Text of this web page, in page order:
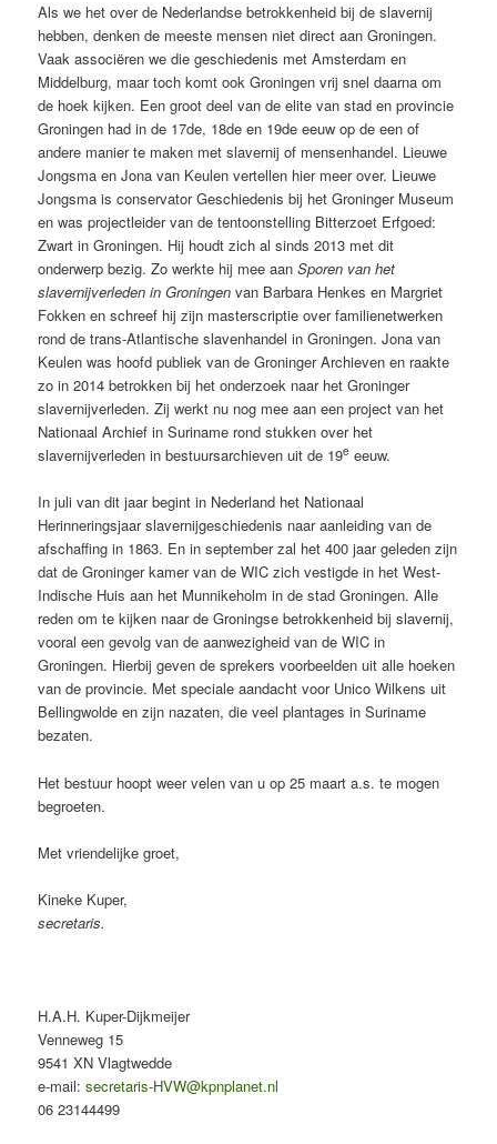
Als we het over de Nederlandse betrokkenheid bij de slavernij
hebben, denken de meeste mensen niet direct aan Groningen.
Vaak associëren we die geschiedenis met Amsterdam en
Middelburg, maar toch komt ook Groningen vrij snel daarna om
de hoek kijken. Een groot deel van de elite van stad en provincie
Groningen had in de 17de, 18de en 19de eeuw op de een of
andere manier te maken met slavernij of mensenhandel. Lieuwe
Jongsma en Jona van Keulen vertellen hier meer over. Lieuwe
Jongsma is conservator Geschiedenis bij het Groninger Museum
en was projectleider van de tentoonstelling Bitterzoet Erfgoed:
Zwart in Groningen. Hij houdt zich al sinds 2013 met dit
onderwerp bezig. Zo werkte hij mee aanSporen van het
slavernijverleden in Groningenvan Barbara Henkes en Margriet
Fokken en schreef hij zijn masterscriptie over familienetwerken
rond de trans-Atlantische slavenhandel in Groningen. Jona van
Keulen was hoofd publiek van de Groninger Archieven en raakte
zo in 2014 betrokken bij het onderzoek naar het Groninger
slavernijverleden. Zij werkt nu nog mee aan een project van het
Nationaal Archief in Suriname rond stukken over het
slavernijverleden in bestuursarchieven uit de 19e eeuw.
In juli van dit jaar begint in Nederland het Nationaal
Herinneringsjaar slavernijgeschiedenis naar aanleiding van de
afschaffing in 1863. En in september zal het 400 jaar geleden zijn
dat de Groninger kamer van de WIC zich vestigde in het West-
Indische Huis aan het Munnikeholm in de stad Groningen. Alle
reden om te kijken naar de Groningse betrokkenheid bij slavernij,
vooral een gevolg van de aanwezigheid van de WIC in
Groningen. Hierbij geven de sprekers voorbeelden uit alle hoeken
van de provincie. Met speciale aandacht voor Unico Wilkens uit
Bellingwolde en zijn nazaten, die veel plantages in Suriname
bezaten.
Het bestuur hoopt weer velen van u op 25 maart a.s. te mogen
begroeten.
Met vriendelijke groet,
Kineke Kuper,
secretaris.
H.A.H. Kuper-Dijkmeijer
Venneweg 15
9541 XN Vlagtwedde
e-mail:secretaris-HVW@kpnplanet.nl
06 23144499